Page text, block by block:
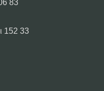
83
152 33